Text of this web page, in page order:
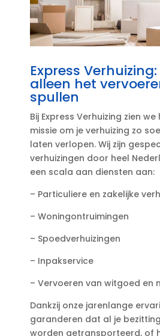
Express
alleen het
spullen
Bij Express Verhuizing zien
missie om je verhuizing zo
laten verlopen.​ Wij zijn
verhuizingen door heel
een scala aan diensten aan:
– Particuliere en zakelijke
– Woningontruimingen
– Spoedverhuizingen
– Inpakservice
– Vervoeren van witgoed en
Dankzij onze jarenlange
garanderen dat al je
worden getransporteerd, of